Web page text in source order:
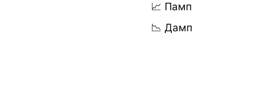
📈 Памп
📉 Дамп